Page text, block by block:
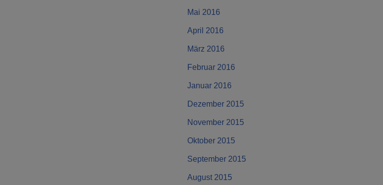
Mai 2016
April 2016
März 2016
Februar 2016
Januar 2016
Dezember 2015
November 2015
Oktober 2015
September 2015
August 2015